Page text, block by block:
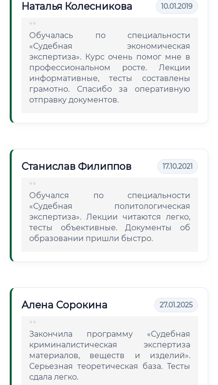
Наталья Колесникова 10.01.2019
Обучалась по специальности
«Судебная экономическая
экспертиза». Курс очень помог мне в
профессиональном росте. Лекции
информативные, тесты составлены
грамотно. Спасибо за оперативную
отправку документов.
Станислав Филиппов 17.10.2021
Обучался по специальности
«Судебная политологическая
экспертиза». Лекции читаются легко,
тесты объективные. Документы об
образовании пришли быстро.
Алена Сорокина 27.01.2025
Закончила программу «Судебная
криминалистическая экспертиза
материалов, веществ и изделий».
Серьезная теоретическая база. Тесты
сдала легко.